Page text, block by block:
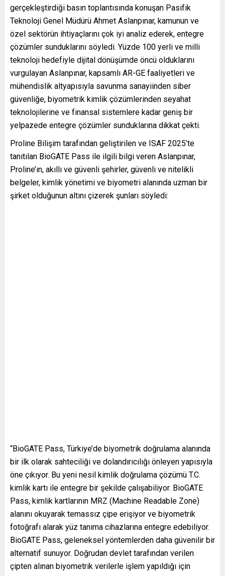
gerçekleştirdiği basın toplantısında konuşan Pasifik
Teknoloji Genel Müdürü Ahmet Aslanpınar, kamunun ve
özel sektörün ihtiyaçlarını çok iyi analiz ederek, entegre
çözümler sunduklarını söyledi. Yüzde 100 yerli ve milli
teknoloji hedefiyle dijital dönüşümde öncü olduklarını
vurgulayan Aslanpınar, kapsamlı AR-GE faaliyetleri ve
mühendislik altyapısıyla savunma sanayiinden siber
güvenliğe, biyometrik kimlik çözümlerinden seyahat
teknolojilerine ve finansal sistemlere kadar geniş bir
yelpazede entegre çözümler sunduklarına dikkat çekti.
Proline Bilişim tarafından geliştirilen ve ISAF 2025’te
tanıtılan BioGATE Pass ile ilgili bilgi veren Aslanpınar,
Proline’ın, akıllı ve güvenli şehirler, güvenli ve nitelikli
belgeler, kimlik yönetimi ve biyometri alanında uzman bir
şirket olduğunun altını çizerek şunları söyledi:
“BioGATE Pass, Türkiye’de biyometrik doğrulama alanında
bir ilk olarak sahteciliği ve dolandırıcılığı önleyen yapısıyla
öne çıkıyor. Bu yeni nesil kimlik doğrulama çözümü T.C.
kimlik kartı ile entegre bir şekilde çalışabiliyor. BioGATE
Pass, kimlik kartlarının MRZ (Machine Readable Zone)
alanını okuyarak temassız çipe erişiyor ve biyometrik
fotoğrafı alarak yüz tanıma cihazlarına entegre edebiliyor.
BioGATE Pass, geleneksel yöntemlerden daha güvenilir bir
alternatif sunuyor. Doğrudan devlet tarafından verilen
çipten alınan biyometrik verilerle işlem yapıldığı için